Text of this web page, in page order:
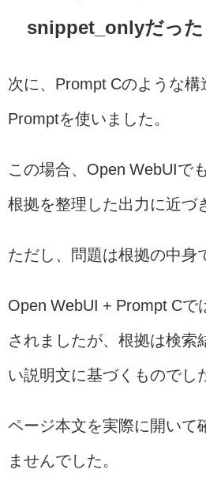
snippet_onlyだった
次に、Prompt Cのような構
Promptを使いました。
この場合、Open WebUIで
根拠を整理した出力に近づ
ただし、問題は根拠の中身
Open WebUI + Prompt Cで
されましたが、根拠は検索
い説明文に基づくものでし
ページ本文を実際に開いて
ませんでした。